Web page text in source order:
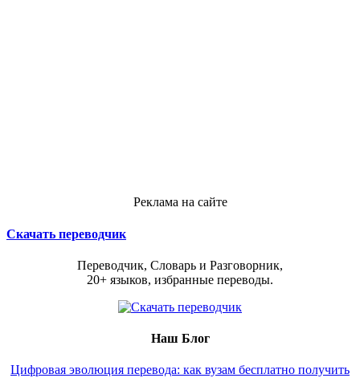
Реклама на сайте
Скачать переводчик
Переводчик, Словарь и Разговорник,
20+ языков, избранные переводы.
Наш Блог
Цифровая эволюция перевода: как вузам бесплатно получить